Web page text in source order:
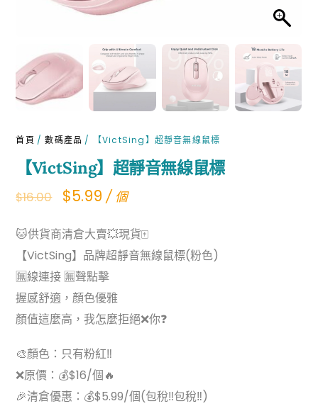
首頁 /數碼產品 / 【VictSing】超靜音無線鼠標
【VictSing】超靜音無線鼠標
$16.00
Original
was:
$16.00.
$5.99Current
is:
$5.99.
/ 個
🐱供貨商清倉大賣💥現貨🀄️
【VictSing】品牌超靜音無線鼠標(粉色)
🈚️線連接 🈚️聲點擊
握感舒適，顏色優雅
顏值這麼高，我怎麼拒絕❌你❓
🎨顏色：只有粉紅‼
❌原價：💰$16/個🔥
🎉清倉優惠：💰$5.99/個(包稅‼️包稅‼️)